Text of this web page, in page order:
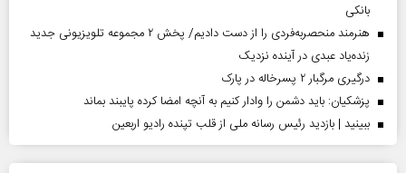
بانکی
هنرمند منحصر‌به‌فردی را از دست دادیم/ پخش ۲ مجموعه تلویزیونی جدید
زنده‌یاد عبدی در آینده نزدیک
درگیری مرگبار ۲ پسرخاله در پارک
پزشکیان: باید دشمن را وادار کنیم به آنچه امضا کرده پایبند بماند
ببینید | بازدید رئیس رسانه ملی از قلب تپنده رادیو اربعین